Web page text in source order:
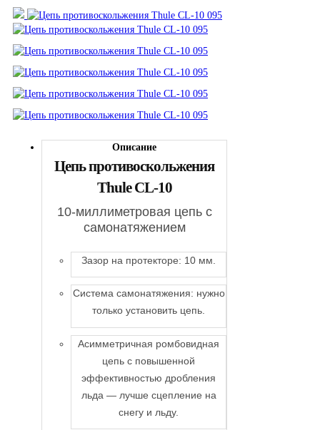
Описание
Цепь противоскольжения
Thule CL-10
10-миллиметровая цепь с
самонатяжением
Зазор на протекторе: 10 мм.
Система самонатяжения: нужно
только установить цепь.
Асимметричная ромбовидная
цепь с повышенной
эффективностью дробления
льда — лучше сцепление на
снегу и льду.